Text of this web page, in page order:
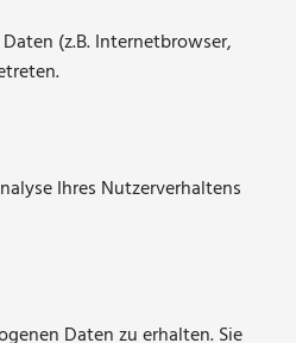
(z.B. Internetbrowser,
Ihres Nutzerverhaltens
Daten zu erhalten. Sie